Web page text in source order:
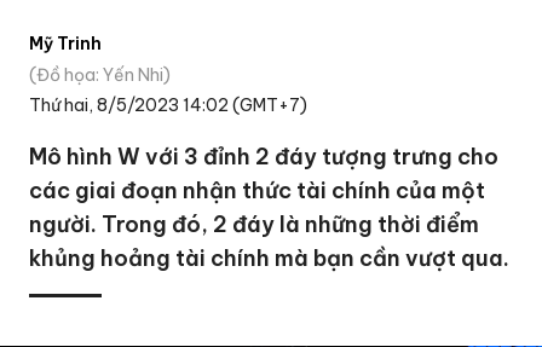
Mỹ Trinh
Đồ họa: Yến Nhi
Thứ hai, 8/5/2023 14:02 (GMT+7)
Mô hình W với 3 đỉnh 2 đáy tượng trưng cho
các giai đoạn nhận thức tài chính của một
người. Trong đó, 2 đáy là những thời điểm
khủng hoảng tài chính mà bạn cần vượt qua.